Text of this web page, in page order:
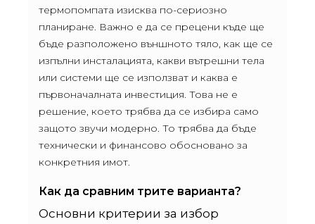
термопомпата изисква по-сериозно
планиране. Важно е да се прецени къде ще
бъде разположено външното тяло, как ще се
изпълни инсталацията, какви вътрешни тела
или системи ще се използват и каква е
първоначалната инвестиция. Това не е
решение, което трябва да се избира само
защото звучи модерно. То трябва да бъде
технически и финансово обосновано за
конкретния имот.
Как да сравним трите варианта?
Основни критерии за избор